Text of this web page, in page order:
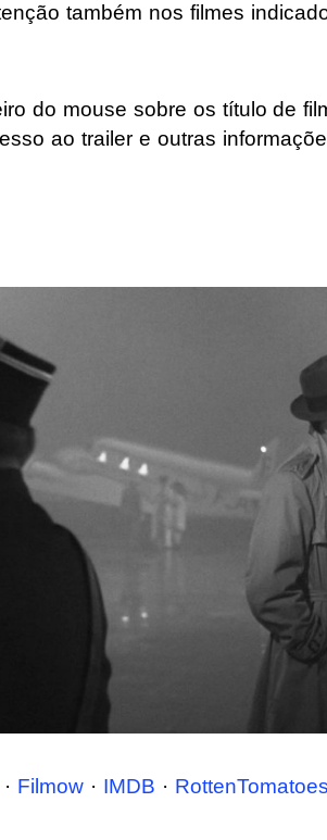
também nos filmes
do mouse sobre os título de
ao trailer e outras
Filmow· IMDB · RottenTomatoes